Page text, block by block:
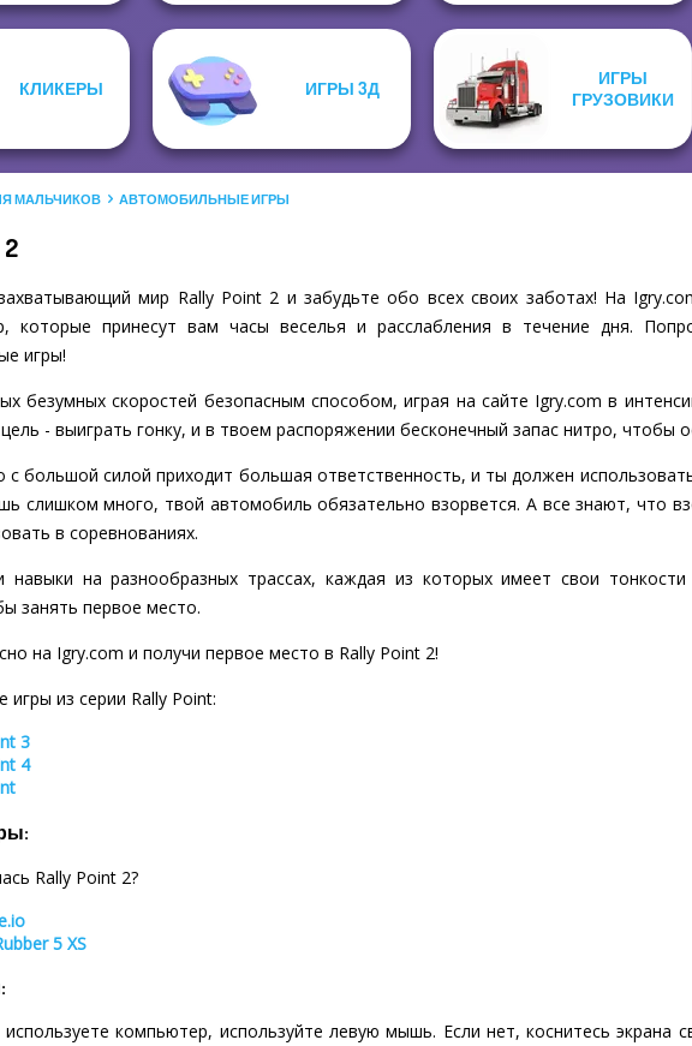
КЛИКЕРЫ ИГРЫ 3Д
ИГРЫ
ГРУЗОВИКИ
МАЛЬЧИКОВ АВТОМОБИЛЬНЫЕ ИГРЫ
мир Rally Point 2 и забудьте обо всех своих заботах! На
которые принесут вам часы веселья и расслабления в течение дня.
игры!
безумных скоростей безопасным способом, играя на сайте Igry.com в
- выиграть гонку, и в твоем распоряжении бесконечный запас нитро, чтобы
с большой силой приходит большая ответственность, и ты должен
слишком много, твой автомобиль обязательно взорвется. А все знают, что
в соревнованиях.
навыки на разнообразных трассах, каждая из которых имеет свои
занять первое место.
на Igry.com и получи первое место в Rally Point 2!
игры из серии Rally Point:
3
4
Rally Point 2?
5 XS
компьютер, используйте левую мышь. Если нет, коснитесь экрана